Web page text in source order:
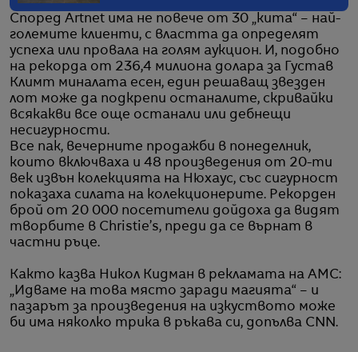
Според Artnet има не повече от 30 „кита“ – най-
големите клиенти, с властта да определят
успеха или провала на голям аукцион. И, подобно
на рекорда от 236,4 милиона долара за Густав
Климт миналата есен, един решаващ звезден
лот може да подкрепи останалите, скривайки
всякакви все още останали или дебнещи
несигурности.
Все пак, вечерните продажби в понеделник,
които включваха и 48 произведения от 20-ти
век извън колекцията на Нюхаус, със сигурност
показаха силата на колекционерите. Рекорден
брой от 20 000 посетители дойдоха да видят
творбите в Christie’s, преди да се върнат в
частни ръце.
Както казва Никол Кидман в рекламата на AMC:
„Идваме на това място заради магията“ – и
пазарът за произведения на изкуството може
би има няколко трика в ръкава си, допълва CNN.